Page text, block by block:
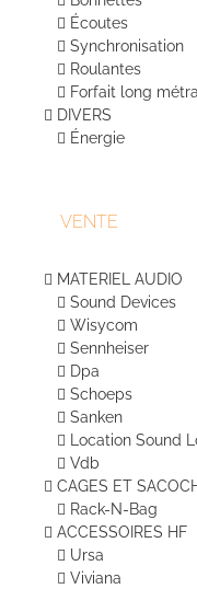
Écoutes
Synchronisation
Roulantes
Forfait long
DIVERS
Énergie
VENTE
MATERIEL AUDIO
Sound Devices
Wisycom
Sennheiser
Dpa
Schoeps
Sanken
Location Sound
Vdb
CAGES ET
Rack-N-Bag
ACCESSOIRES HF
Ursa
Viviana